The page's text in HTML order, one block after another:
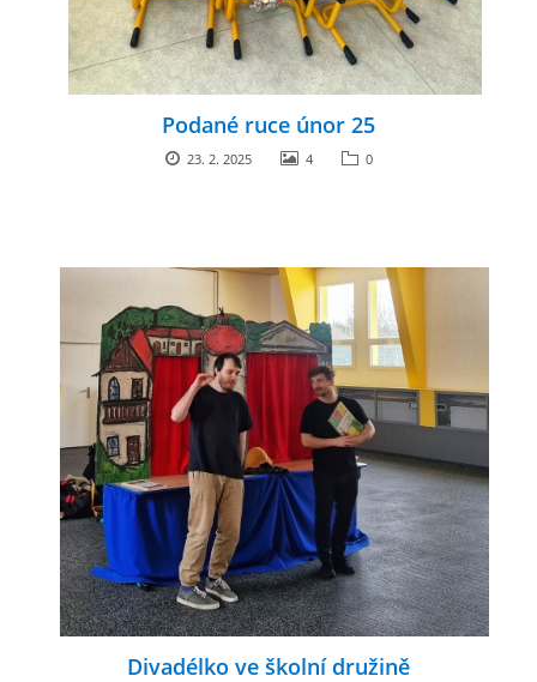
Podané ruce únor 25
23. 2. 2025 4 0
Divadélko ve školní družině